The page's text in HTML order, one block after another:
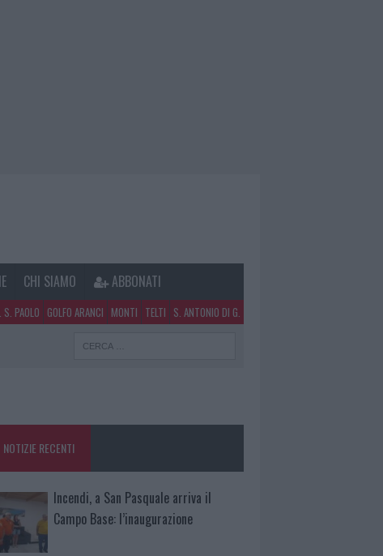
CHI SIAMO ABBONATI
S. PAOLO GOLFO ARANCI MONTI TELTI S. ANTONIO DI G.
NOTIZIE RECENTI
Incendi, a San Pasquale arriva il
Campo Base: l’inaugurazione